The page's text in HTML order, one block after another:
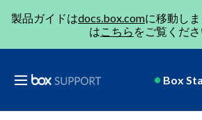
製品ガイドはdocs.box.comに移動し
はこちら をご覧くださ
Box